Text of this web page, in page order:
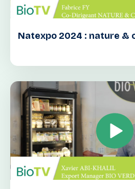
Natexpo 2024 : nature &